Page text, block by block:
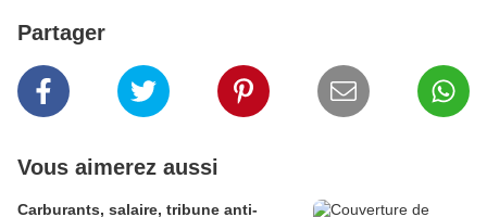
Partager
Vous aimerez aussi
Carburants, salaire, tribune anti-